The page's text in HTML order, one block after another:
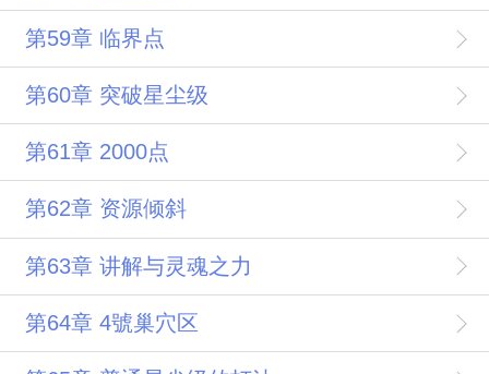
第59章 临界点
第60章 突破星尘级
第61章 2000点
第62章 资源倾斜
第63章 讲解与灵魂之力
第64章 4號巢穴区